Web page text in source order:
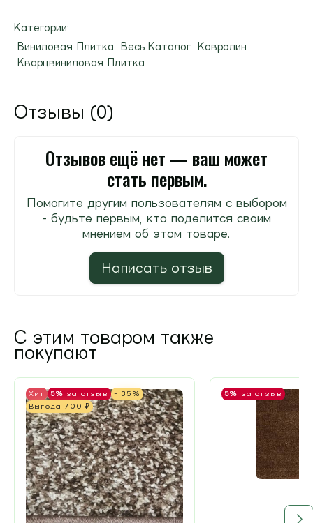
Категории:
Виниловая Плитка
Весь Каталог
Ковролин
Кварцвиниловая Плитка
Отзывы (0)
Отзывов ещё нет — ваш может
стать первым.
Помогите другим пользователям с выбором
- будьте первым, кто поделится своим
мнением об этом товаре.
Написать отзыв
С этим товаром также
покупают
Хит 5% за отзыв
- 35%
Выгода700 ₽
5% за отзыв